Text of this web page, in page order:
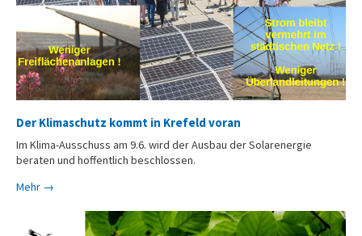
Der Klimaschutz kommt in Krefeld voran
Im Klima-Ausschuss am 9.6. wird der Ausbau der Solarenergie
beraten und hoffentlich beschlossen.
Mehr →